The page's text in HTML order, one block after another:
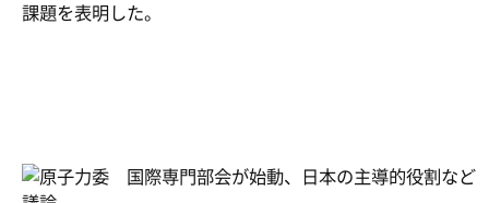
課題を表明した。